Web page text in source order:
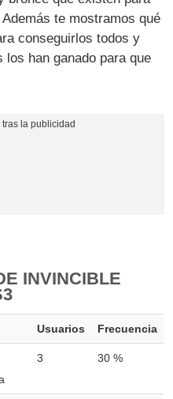
te mostramos qué
conseguirlos todos y
han ganado para que
INVINCIBLE
Usuarios Frecuencia
3 30 %